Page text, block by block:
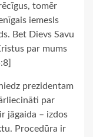
tomēr
iemesls
Bet Dievs Savu
par mums
prezidentam
par
jāgaida – izdos
Procedūra ir